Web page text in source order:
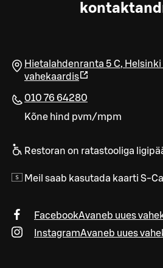
Hietalahdenranta 5 C, Helsinki
vahekaardis
010 76 64280
Kõne hind pvm/mpm
Restoran on ratastooliga
Meil saab kasutada kaarti S-
FacebookAvaneb uues
InstagramAvaneb uues